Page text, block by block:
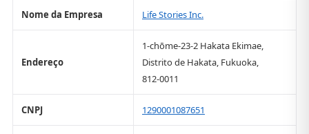
Nome da Empresa Life Stories Inc.
Endereço
1-chōme-23-2 Hakata Ekimae,
Distrito de Hakata, Fukuoka,
812-0011
CNPJ 1290001087651